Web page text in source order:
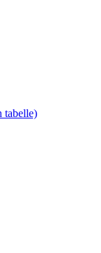
tabelle)